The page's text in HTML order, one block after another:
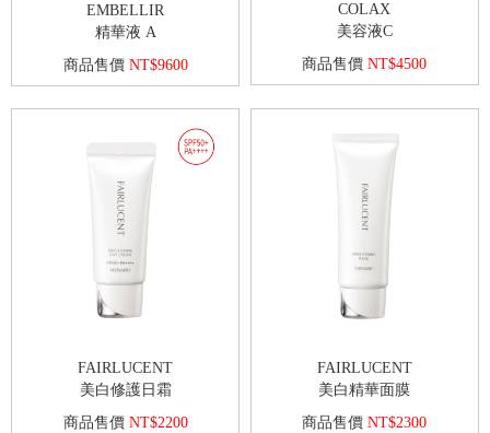
EMBELLIR
精華液 A
商品售價 NT$9600
COLAX
美容液C
商品售價 NT$4500
FAIRLUCENT
美白修護日霜
商品售價NT$2200
FAIRLUCENT
美白精華面膜
商品售價 NT$2300